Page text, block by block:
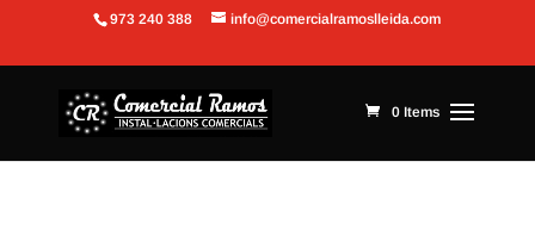
Obre la barra d'eines
973 240 388 info@comercialramoslleida.com
0 Items